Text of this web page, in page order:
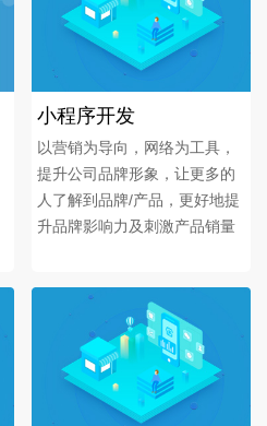
小程序开发
以营销为导向，网络为工具，
提升公司品牌形象，让更多的
人了解到品牌/产品，更好地提
升品牌影响力及刺激产品销量